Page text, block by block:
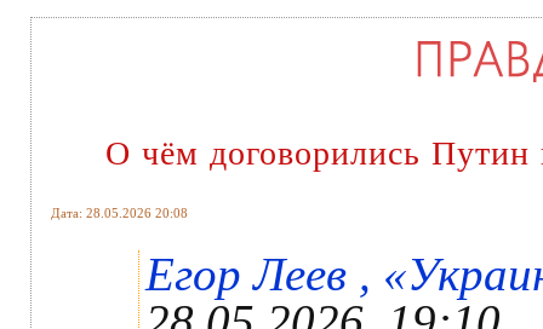
О чём договорились
Дата: 28.05.2026 20:08
Егор Леев ,